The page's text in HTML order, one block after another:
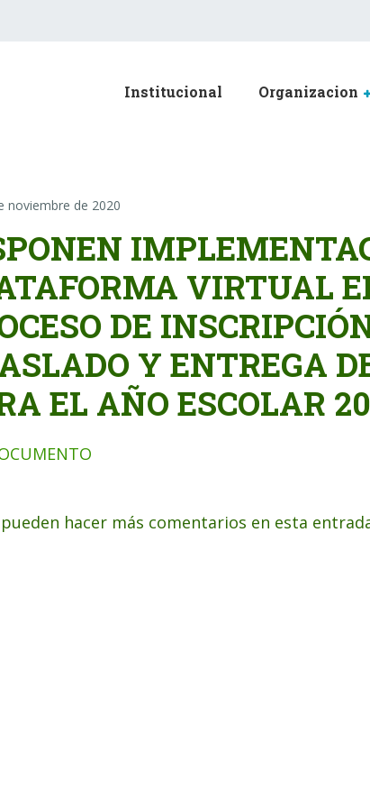
Institucional Organizacion
noviembre de 2020
VIRTUAL
DE
Y ENTREGA
EL AÑO ESCOLAR
hacer más comentarios en esta